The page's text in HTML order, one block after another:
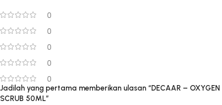
0
0
0
0
0
Jadilah yang pertama memberikan ulasan “DECAAR – OXYGEN
SCRUB 50ML”